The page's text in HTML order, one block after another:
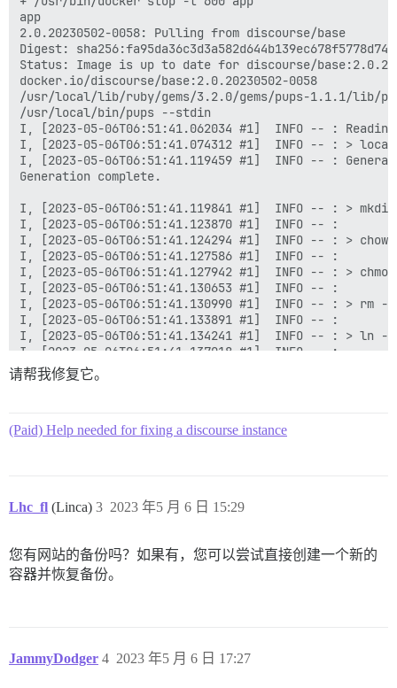
请帮我修复它。
(Paid) Help needed for fixing a discourse instance
Lhc_fl (Linca) 2023 年5 月 6 日 15:29
3
您有网站的备份吗？如果有，您可以尝试直接创建一个新的
容器并恢复备份。
JammyDodger 2023 年5 月 6 日 17:27
4